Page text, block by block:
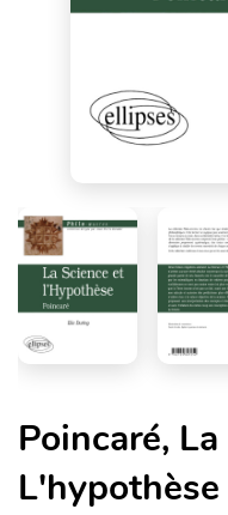
Poincaré,
L'hypothèse